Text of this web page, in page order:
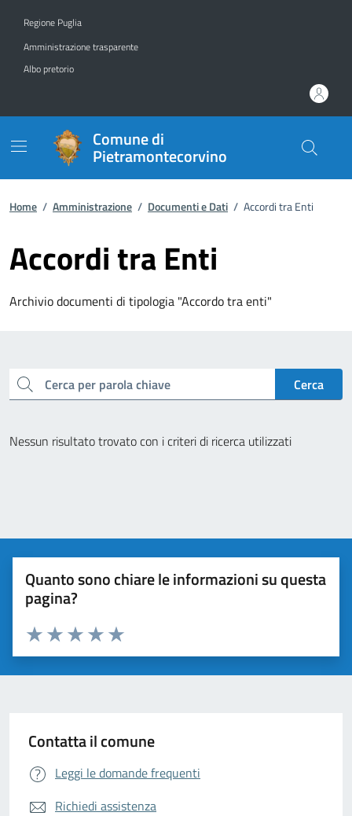
Regione Puglia
Amministrazione trasparente
Albo pretorio
Comune di
Pietramontecorvino
Home / Amministrazione / Documenti e Dati / Accordi tra Enti
Accordi tra Enti
Archivio documenti di tipologia "Accordo tra enti"
cerca Cerca
Nessun risultato trovato con i criteri di ricerca utilizzati
Quanto sono chiare le informazioni su questa
pagina?
Valuta da 1 a 5 stelle la pagina
Valuta 5 stelle su 5
Valuta 4 stelle su 5
Valuta 3 stelle su 5
Valuta 2 stelle su 5
Valuta 1 stelle su 5
Contatta il comune
Leggi le domande frequenti
Richiedi assistenza